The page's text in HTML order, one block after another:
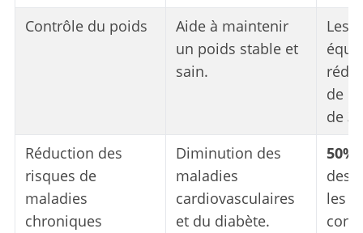
Contrôle du poids
Aide à maintenir
un poids stable et
sain.
Les
de
de
Réduction des
risques de
maladies
chroniques
Diminution des
maladies
cardiovasculaires
et du diabète.
50%
des
les